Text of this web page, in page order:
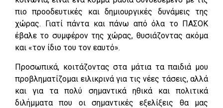
πιο προοδευτικές και δημιουργικές δυνάμεις της
χώρας. Γιατί πάντα και πάνω από όλα το ΠΑΣΟΚ
έβαλε το συμφέρον της χώρας, θυσιάζοντας ακόμα
και «τον ίδιο του τον εαυτό».
Προσωπικά, κοιτάζοντας στα μάτια τα παιδιά μου
προβληματίζομαι ειλικρινά για τις νέες τάσεις, αλλά
και για τα πολύ σημαντικά ηθικά και πολιτικά
διλήμματα που οι σημαντικές εξελίξεις θα μας